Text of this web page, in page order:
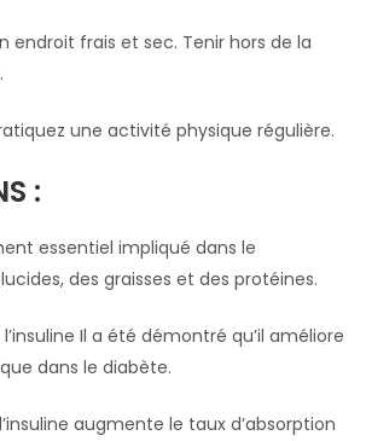
endroit frais et sec. Tenir hors de la
une activité physique régulière.
:
essentiel impliqué dans le
des graisses et des protéines.
Il a été démontré qu’il améliore
dans le diabète.
augmente le taux d’absorption